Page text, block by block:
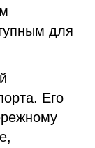
для
Его